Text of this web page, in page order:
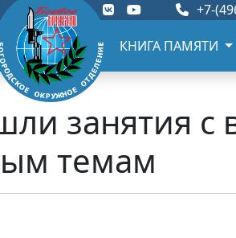
+7-
КНИГА ПАМЯТИ
занятия с
темам